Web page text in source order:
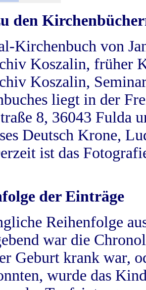
den
Kirchenbuch von
Koszalin, früher
Koszalin,
liegt in der
8, 36043 Fulda
Deutsch Krone,
ist das
der Einträge
Reihenfolge
war die
Geburt krank war,
wurde das